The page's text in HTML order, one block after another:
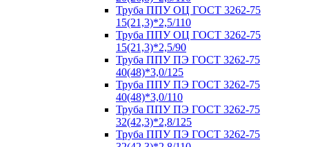
Труба ППУ ОЦ ГОСТ 3262-75
15(21,3)*2,5/110
Труба ППУ ОЦ ГОСТ 3262-75
15(21,3)*2,5/90
Труба ППУ ПЭ ГОСТ 3262-75
40(48)*3,0/125
Труба ППУ ПЭ ГОСТ 3262-75
40(48)*3,0/110
Труба ППУ ПЭ ГОСТ 3262-75
32(42,3)*2,8/125
Труба ППУ ПЭ ГОСТ 3262-75